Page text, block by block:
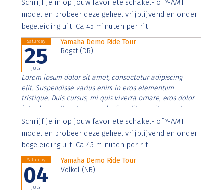
imperdiet. Nunc ut sem vitae risus tristique posuere.
Schrijf je in op jouw favoriete schakel- of Y-AMT
model en probeer deze geheel vrijblijvend en onder
begeleiding uit. Ca 45 minuten per rit!
Saturday
25
JULY
Yamaha Demo Ride Tour
Rogat (DR)
Lorem ipsum dolor sit amet, consectetur adipiscing
elit. Suspendisse varius enim in eros elementum
tristique. Duis cursus, mi quis viverra ornare, eros dolor
interdum nulla, ut commodo diam libero vitae erat.
Aenean faucibus nibh et justo cursus id rutrum lorem
imperdiet. Nunc ut sem vitae risus tristique posuere.
Schrijf je in op jouw favoriete schakel- of Y-AMT
model en probeer deze geheel vrijblijvend en onder
begeleiding uit. Ca 45 minuten per rit!
Saturday
04
JULY
Yamaha Demo Ride Tour
Volkel (NB)